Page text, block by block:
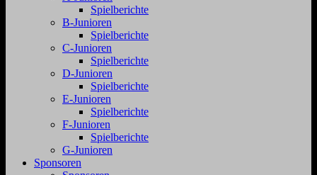
Spielberichte
B-Junioren
Spielberichte
C-Junioren
Spielberichte
D-Junioren
Spielberichte
E-Junioren
Spielberichte
F-Junioren
Spielberichte
G-Junioren
Sponsoren